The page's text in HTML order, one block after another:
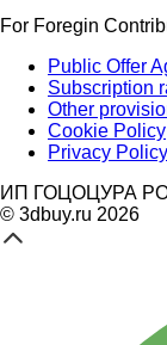
For Foregin
Public Offer
Subscription
Other
Cookie Policy
Privacy Policy
ИП ГОЦОЦУРА
© 3dbuy.ru 2026